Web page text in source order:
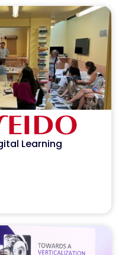
Learning